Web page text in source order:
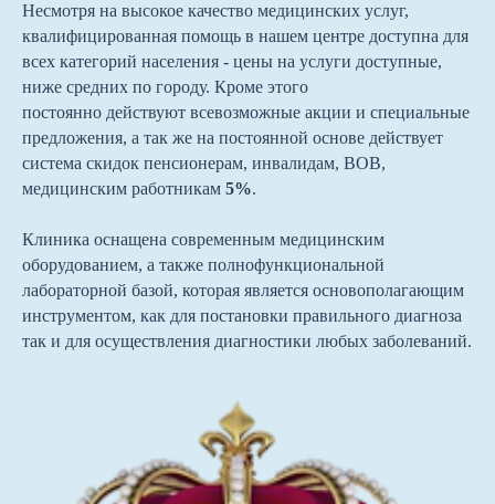
Несмотря на высокое качество медицинских услуг,
квалифицированная помощь в нашем центре доступна для
всех категорий населения - цены на услуги доступные,
ниже средних по городу. Кроме этого
постоянно действуют всевозможные акции и специальные
предложения, а так же на постоянной основе действует
система скидок пенсионерам, инвалидам, ВОВ,
медицинским работникам 5%.
Клиника оснащена современным медицинским
оборудованием, а также полнофункциональной
лабораторной базой, которая является основополагающим
инструментом, как для постановки правильного диагноза
так и для осуществления диагностики любых заболеваний.